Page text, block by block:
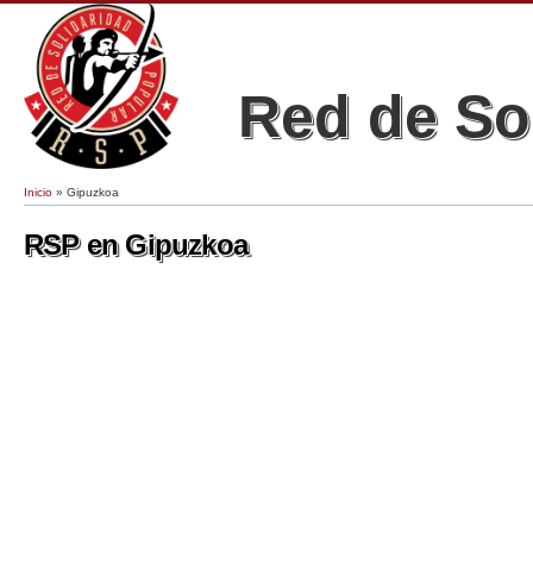
Red de
Se encuentra usted aquí
Inicio » Gipuzkoa
RSP en Gipuzkoa